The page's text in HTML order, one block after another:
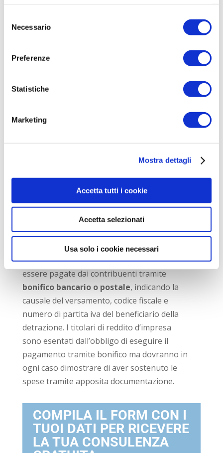
delNecessario
Preferenze
Statistiche
Marketing
Mostra dettagli
Accetta tutti i cookie
Accetta selezionati
Usa solo i cookie necessari
In caso di riqualificazione globale dell’edificio
o di isolamento e coibentazione, la
l’ecobonus
(Ape) dell’immobile, redatto da un
Regione o Ente Locale.
caldaie, finestre e infissi rilasciata dai
beneficiario della detrazione e
dell’immobile e quantificare il risparmio
energetico conseguente ai lavori.
Le spese sostenute per gliinterventi di
riqualificazione energeticadovranno
essere pagate dai contribuenti tramite
bonifico bancario o postale, indicando la
causale del versamento, codice fiscale e
numero di partita iva del beneficiario della
detrazione. I titolari di reddito d’impresa
sono esentati dall’obbligo di eseguire il
pagamento tramite bonifico ma dovranno in
ogni caso dimostrare di aver sostenuto le
spese tramite apposita documentazione.
COMPILA IL FORM CON I
TUOI DATI PER RICEVERE
LA TUA CONSULENZA